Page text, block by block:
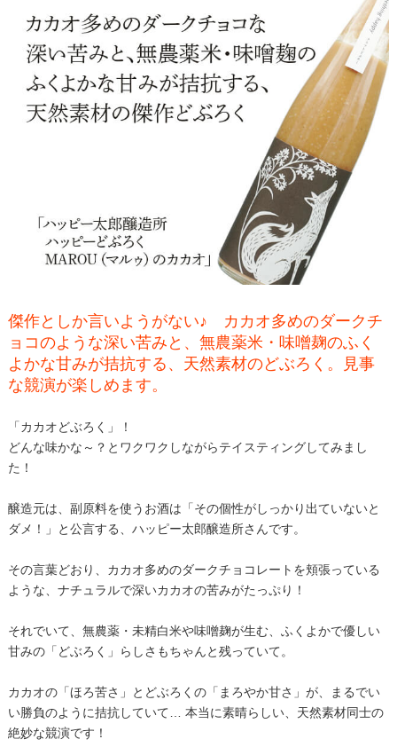
傑作としか言いようがない♪ カカオ多めのダークチ
ョコのような深い苦みと、無農薬米・味噌麹のふく
よかな甘みが拮抗する、天然素材のどぶろく。見事
な競演が楽しめます。
「カカオどぶろく」！
どんな味かな～？とワクワクしながらテイスティングしてみまし
た！
醸造元は、副原料を使うお酒は「その個性がしっかり出ていないと
ダメ！」と公言する、ハッピー太郎醸造所さんです。
その言葉どおり、カカオ多めのダークチョコレートを頬張っている
ような、ナチュラルで深いカカオの苦みがたっぷり！
それでいて、無農薬・未精白米や味噌麹が生む、ふくよかで優しい
甘みの「どぶろく」らしさもちゃんと残っていて。
カカオの「ほろ苦さ」とどぶろくの「まろやか甘さ」が、まるでい
い勝負のように拮抗していて… 本当に素晴らしい、天然素材同士の
絶妙な競演です！